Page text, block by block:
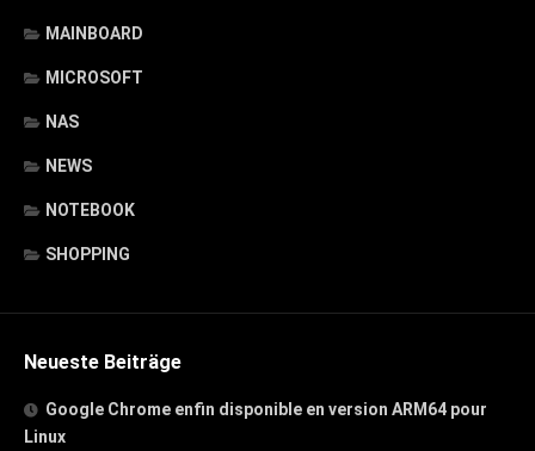
MAINBOARD
MICROSOFT
NAS
NEWS
NOTEBOOK
SHOPPING
Neueste Beiträge
Google Chrome enfin disponible en version ARM64 pour
Linux